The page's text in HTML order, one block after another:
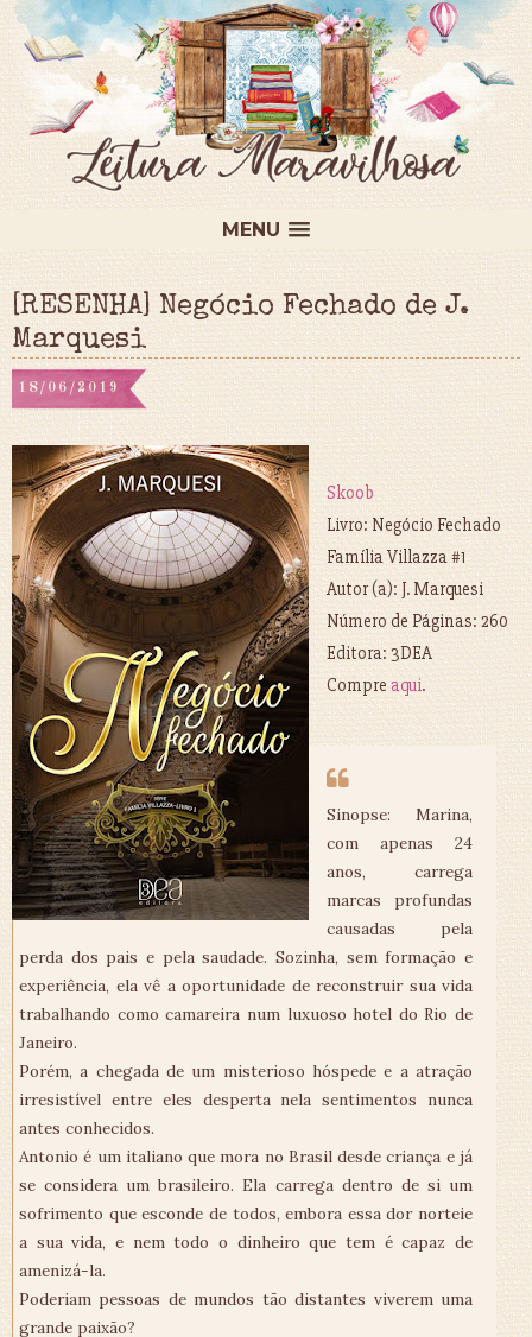
MENU
[RESENHA] Negócio Fechado de J.
Marquesi
18/06/2019
Skoob
Livro: Negócio Fechado
Família Villazza #1
Autor (a): J. Marquesi
Número de Páginas: 260
Editora: 3DEA
Compreaqui.
Sinopse: Marina,
com apenas 24
anos, carrega
marcas profundas
causadas pela
perda dos pais e pela saudade. Sozinha, sem formação e
experiência, ela vê a oportunidade de reconstruir sua vida
trabalhando como camareira num luxuoso hotel do Rio de
Janeiro.
Porém, a chegada de um misterioso hóspede e a atração
irresistível entre eles desperta nela sentimentos nunca
antes conhecidos.
Antonio é um italiano que mora no Brasil desde criança e já
se considera um brasileiro. Ela carrega dentro de si um
sofrimento que esconde de todos, embora essa dor norteie
a sua vida, e nem todo o dinheiro que tem é capaz de
amenizá-la.
Poderiam pessoas de mundos tão distantes viverem uma
grande paixão?